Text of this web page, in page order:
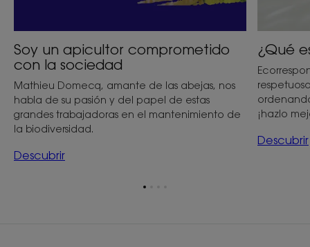
Soy un apicultor comprometido
con la sociedad
Mathieu Domecq, amante de las abejas, nos
habla de su pasión y del papel de estas
grandes trabajadoras en el mantenimiento de
la biodiversidad.
Descubrir
¿Qué
¡hazlo
Descubrir
Ir